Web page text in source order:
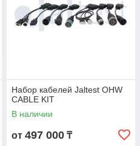
Набор кабелей Jaltest OHW
CABLE KIT
В наличии
от 497 000 ₸